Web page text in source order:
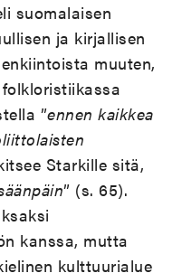
suomalaisen
ja kirjallisen
muuten,
”ennen kaikkea
Starkille sitä,
” (s. 65).
kanssa, mutta
kulttuurialue